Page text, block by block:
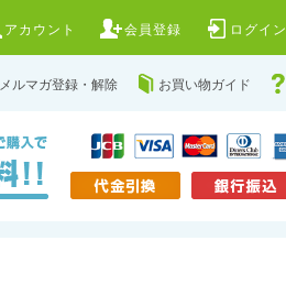
アカウント 会員登録 ログイン
メルマガ登録・解除 お買い物ガイド